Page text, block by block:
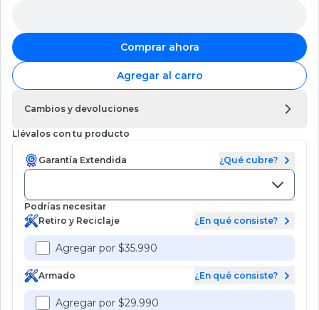
Comprar ahora
Agregar al carro
Cambios y devoluciones
Llévalos con tu producto
Garantía Extendida ¿Qué cubre?
Podrías necesitar
Retiro y Reciclaje
¿En qué consiste?
Agregar por $35.990
Armado ¿En qué consiste?
Agregar por $29.990